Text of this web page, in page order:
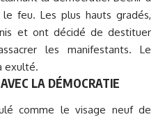
le feu. Les plus hauts gradés,
et ont décidé de destituer
les manifestants. Le
exulté.
LA DÉMOCRATIE
comme le visage neuf de